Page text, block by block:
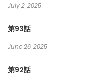
July 2, 2025
第93話
June 26, 2025
第92話